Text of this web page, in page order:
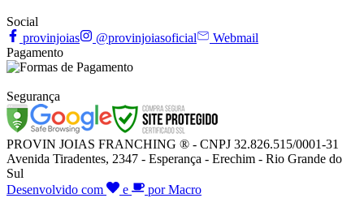
Social
provinjoias
@provinjoiasoficial
Webmail
Pagamento
Segurança
PROVIN JOIAS FRANCHING ® - CNPJ 32.826.515/0001-31
Avenida Tiradentes, 2347 - Esperança - Erechim - Rio Grande do
Sul
Desenvolvido com
e por Macro